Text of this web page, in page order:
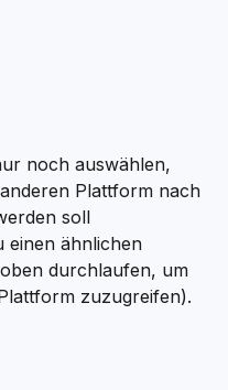
noch auswählen,
Plattform nach
soll
einen ähnlichen
durchlaufen, um
zuzugreifen).